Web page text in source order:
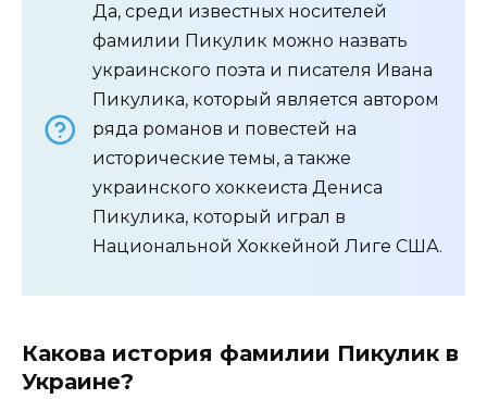
Да, среди известных носителей
фамилии Пикулик можно назвать
украинского поэта и писателя Ивана
Пикулика, который является автором
ряда романов и повестей на
исторические темы, а также
украинского хоккеиста Дениса
Пикулика, который играл в
Национальной Хоккейной Лиге США.
Какова история фамилии Пикулик в
Украине?